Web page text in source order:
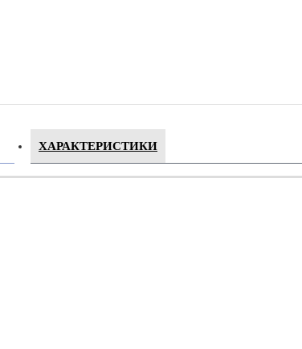
ХАРАКТЕРИСТИКИ